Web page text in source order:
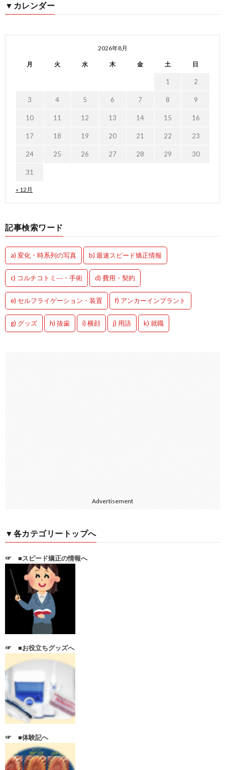
▼カレンダー
2026年8月
月 火 水 木 金 土 日
« 12月
1 2
3 4 5 6 7 8 9
10 11 12 13 14 15 16
17 18 19 20 21 22 23
24 25 26 27 28 29 30
31
記事検索ワード
a) 変化・時系列の写真 b) 最速スピード矯正情報
c) コルチコトミ―・手術 d) 費用・契約
e) セルフライゲーション・装置 f) アンカーインプラント
g) グッズ h) 抜歯 i) 横顔 j) 用語 k) 就職
Advertisement
▼各カテゴリートップへ
☞ ■スピード矯正の情報へ
☞ ■お役立ちグッズへ
☞ ■体験記へ